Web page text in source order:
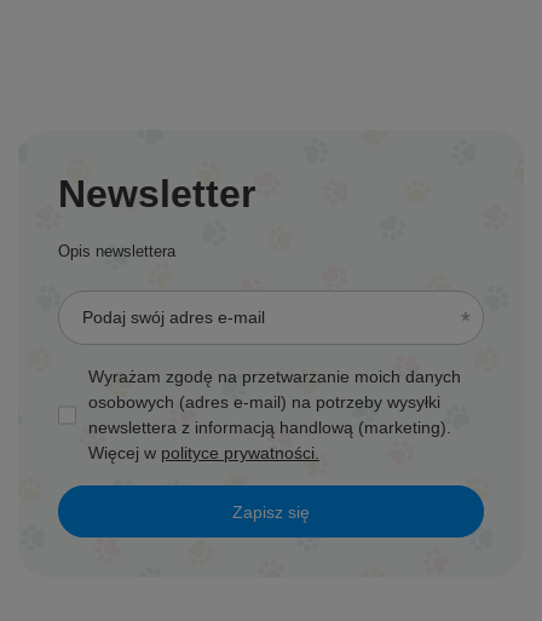
Newsletter
Opis newslettera
Podaj swój adres e-mail
Wyrażam zgodę na przetwarzanie moich danych
osobowych (adres e-mail) na potrzeby wysyłki
newslettera z informacją handlową (marketing).
Więcej w polityce prywatności.
Zapisz się